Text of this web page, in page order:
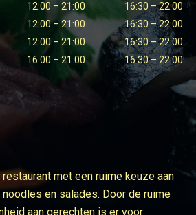
12:00 – 21:00
16:30 – 22:00
12:00 – 21:00
16:30 – 22:00
12:00 – 21:00
16:30 – 22:00
16:00 – 21:00 16:30 – 22:00
met een ruime keuze aan
en salades. Door de ruime
aan gerechten is er voor